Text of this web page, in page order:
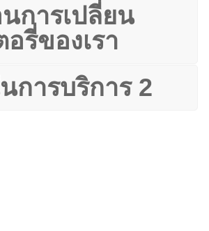
การเปลี่ยน
อรี่ของเรา
การบริการ 2